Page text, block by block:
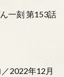
一刻 第153話
／2022年12月